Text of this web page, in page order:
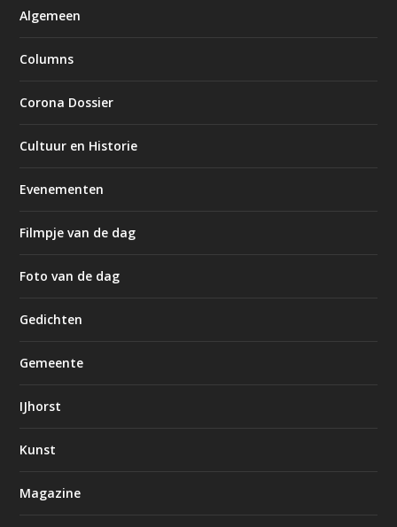
Algemeen
Columns
Corona Dossier
Cultuur en Historie
Evenementen
Filmpje van de dag
Foto van de dag
Gedichten
Gemeente
IJhorst
Kunst
Magazine